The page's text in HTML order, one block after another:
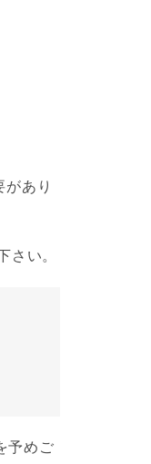
あり
さい。
予めご